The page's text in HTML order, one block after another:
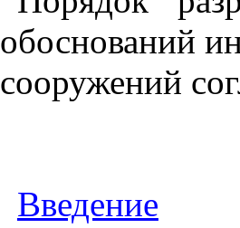
обоснований
сооружений
Введение